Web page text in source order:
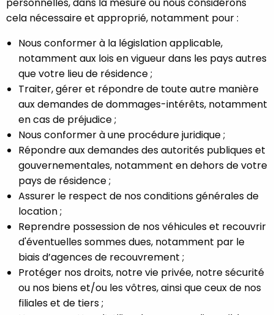
cela nécessaire et approprié, notamment pour :
Nous conformer à la législation applicable,
notamment aux lois en vigueur dans les pays autres
que votre lieu de résidence ;
Traiter, gérer et répondre de toute autre manière
aux demandes de dommages-intérêts, notamment
en cas de préjudice ;
Nous conformer à une procédure juridique ;
Répondre aux demandes des autorités publiques et
gouvernementales, notamment en dehors de votre
pays de résidence ;
Assurer le respect de nos conditions générales de
location ;
Reprendre possession de nos véhicules et recouvrir
d'éventuelles sommes dues, notamment par le
biais d’agences de recouvrement ;
Protéger nos droits, notre vie privée, notre sécurité
ou nos biens et/ou les vôtres, ainsi que ceux de nos
filiales et de tiers ;